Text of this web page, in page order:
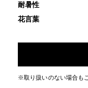
耐暑性
花言葉
※取り扱いのない場合も